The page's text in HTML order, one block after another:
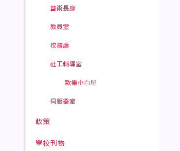
藝術長廊
教員室
校務處
社工輔導室
歡樂小白屋
伺服器室
政策
學校刊物